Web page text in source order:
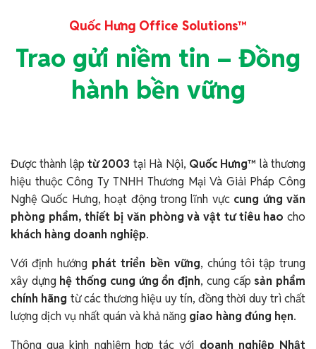
Quốc Hưng Office Solutions™
Trao gửi niềm tin – Đồng
hành bền vững
Được thành lậptừ 2003 tại Hà Nội, Quốc Hưng™ là thương
hiệu thuộc Công Ty TNHH Thương Mại Và Giải Pháp Công
Nghệ Quốc Hưng, hoạt động trong lĩnh vực cung ứng văn
phòng phẩm, thiết bị văn phòng và vật tư tiêu hao cho
khách hàng doanh nghiệp.
Với định hướng phát triển bền vững, chúng tôi tập trung
xây dựng hệ thống cung ứng ổn định, cung cấp sản phẩm
chính hãng từ các thương hiệu uy tín, đồng thời duy trì chất
lượng dịch vụ nhất quán và khả năng giao hàng đúng hẹn.
Thông qua kinh nghiệm hợp tác với doanh nghiệp Nhật